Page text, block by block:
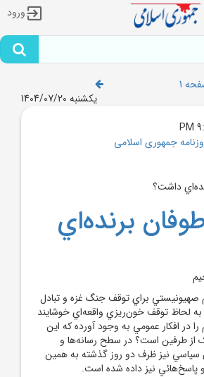
ورود
1
یکشنبه 1404/07/20
جمهوری اسلامی
برنده‌اي
صهيونيستي براي توقف جنگ غزه و تبادل
لحاظ توقف خون‌ريزي واقعه‌اي خوشايند
در افکار عمومي به وجود آورده که اين
از طرفين است؟ در سطح رسانه‌ها و
سياسي نيز ظرف دو روز گذشته به همين
پاسخ‌هائي نيز داده شده است.